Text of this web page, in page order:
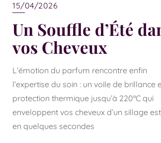
15/04/2026
Un Souffle d’Été
vos Cheveux
L’émotion du parfum rencontre enfin
l’expertise du soin : un voile de brillance
protection thermique jusqu’à 220°C qui
enveloppent vos cheveux d’un sillage
en quelques secondes